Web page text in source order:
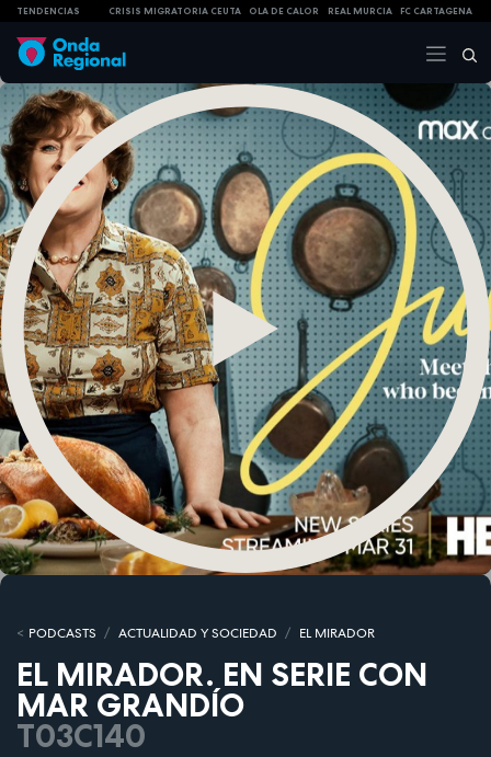
TENDENCIAS CRISIS MIGRATORIA CEUTA OLA DE CALOR REAL MURCIA FC CARTAGENA
PODCASTS ACTUALIDAD Y SOCIEDAD EL MIRADOR
EL MIRADOR. EN SERIE CON
MAR GRANDÍO
T03C140